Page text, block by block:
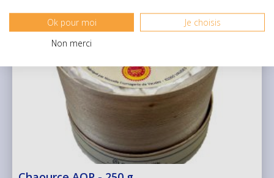
Ok pour moi
Je choisis
Non merci